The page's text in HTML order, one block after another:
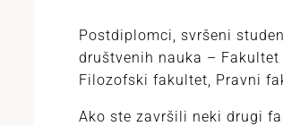
Postdiplomci, svršeni
društvenih nauka –
Filozofski fakultet, Pravni
Ako ste završili neki drugi